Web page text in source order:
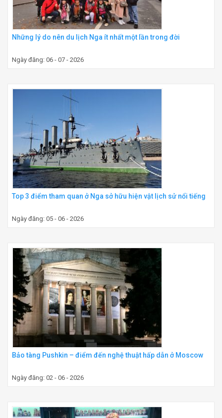
Những lý do nên du lịch Nga ít nhất một lần trong đời
Ngày đăng: 06 - 07 - 2026
Top 3 điểm tham quan ở Nga sở hữu hiện vật lịch sử nổi tiếng
Ngày đăng: 05 - 06 - 2026
Bảo tàng Pushkin – điểm đến nghệ thuật hấp dẫn ở Moscow
Ngày đăng: 02 - 06 - 2026